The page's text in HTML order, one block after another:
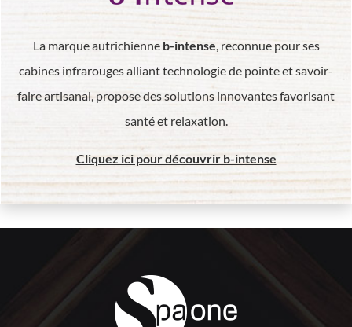
La marque autrichienne b-intense, reconnue pour ses
cabines infrarouges alliant technologie de pointe et savoir-
faire artisanal, propose des solutions innovantes favorisant
santé et relaxation.
Cliquez ici pour découvrir b-intense